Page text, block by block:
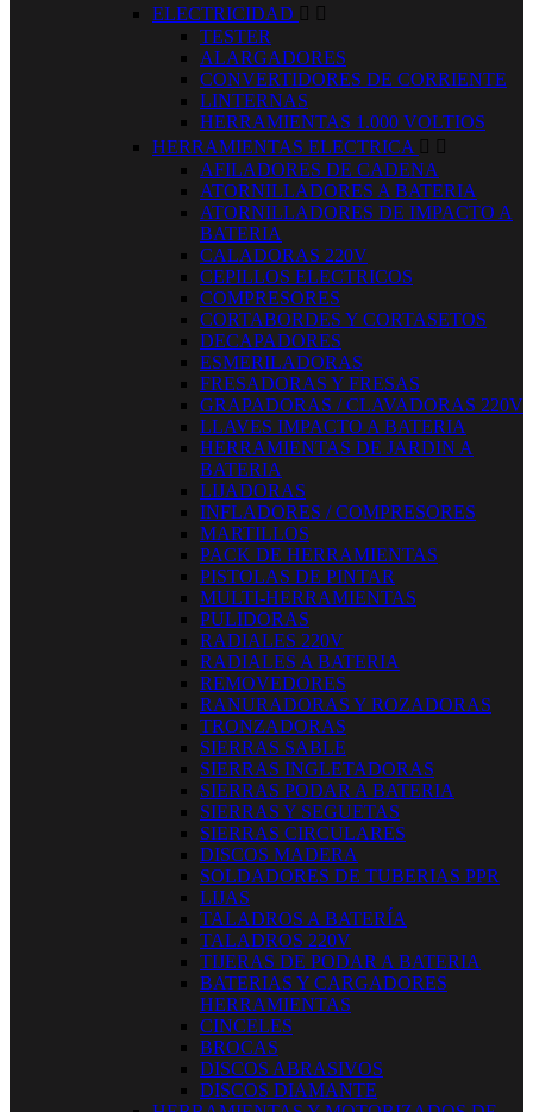
ELECTRICIDAD  
TESTER
ALARGADORES
CONVERTIDORES DE CORRIENTE
LINTERNAS
HERRAMIENTAS 1.000 VOLTIOS
HERRAMIENTAS ELECTRICA  
AFILADORES DE CADENA
ATORNILLADORES A BATERIA
ATORNILLADORES DE IMPACTO A
BATERIA
CALADORAS 220V
CEPILLOS ELECTRICOS
COMPRESORES
CORTABORDES Y CORTASETOS
DECAPADORES
ESMERILADORAS
FRESADORAS Y FRESAS
GRAPADORAS / CLAVADORAS 220V
LLAVES IMPACTO A BATERIA
HERRAMIENTAS DE JARDIN A
BATERIA
LIJADORAS
INFLADORES / COMPRESORES
MARTILLOS
PACK DE HERRAMIENTAS
PISTOLAS DE PINTAR
MULTI-HERRAMIENTAS
PULIDORAS
RADIALES 220V
RADIALES A BATERIA
REMOVEDORES
RANURADORAS Y ROZADORAS
TRONZADORAS
SIERRAS SABLE
SIERRAS INGLETADORAS
SIERRAS PODAR A BATERIA
SIERRAS Y SEGUETAS
SIERRAS CIRCULARES
DISCOS MADERA
SOLDADORES DE TUBERIAS PPR
LIJAS
TALADROS A BATERÍA
TALADROS 220V
TIJERAS DE PODAR A BATERIA
BATERIAS Y CARGADORES
HERRAMIENTAS
CINCELES
BROCAS
DISCOS ABRASIVOS
DISCOS DIAMANTE